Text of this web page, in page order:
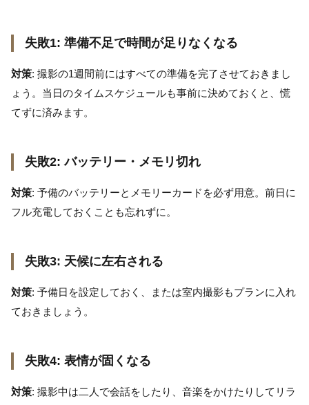
失敗1: 準備不足で時間が足りなくなる
対策: 撮影の1週間前にはすべての準備を完了させておきまし
ょう。当日のタイムスケジュールも事前に決めておくと、慌
てずに済みます。
失敗2: バッテリー・メモリ切れ
対策: 予備のバッテリーとメモリーカードを必ず用意。前日に
フル充電しておくことも忘れずに。
失敗3: 天候に左右される
対策: 予備日を設定しておく、または室内撮影もプランに入れ
ておきましょう。
失敗4: 表情が固くなる
対策: 撮影中は二人で会話をしたり、音楽をかけたりしてリラ